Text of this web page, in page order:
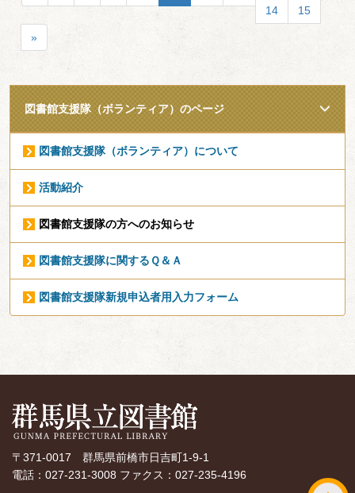
14
15
»
図書館支援隊（ボランティア）のページ
図書館支援隊（ボランティア）について
活動紹介
図書館支援隊の方へのお知らせ
図書館支援隊に関するＱ＆Ａ
図書館支援隊新規申込者用入力フォーム
〒371-0017 群馬県前橋市日吉町1-9-1
電話：027-231-3008 ファクス：027-235-4196